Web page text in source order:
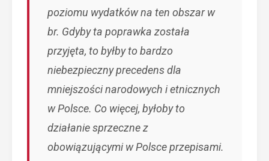
poziomu wydatków na ten obszar w
br. Gdyby ta poprawka została
przyjęta, to byłby to bardzo
niebezpieczny precedens dla
mniejszości narodowych i etnicznych
w Polsce. Co więcej, byłoby to
działanie sprzeczne z
obowiązującymi w Polsce przepisami.